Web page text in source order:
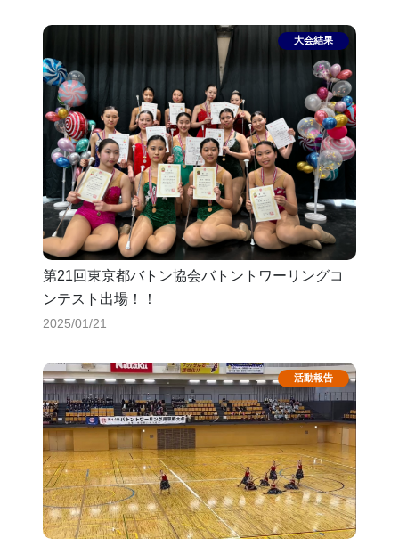
第21回東京都バトン協会バトントワーリングコ
ンテスト出場！！
2025/01/21